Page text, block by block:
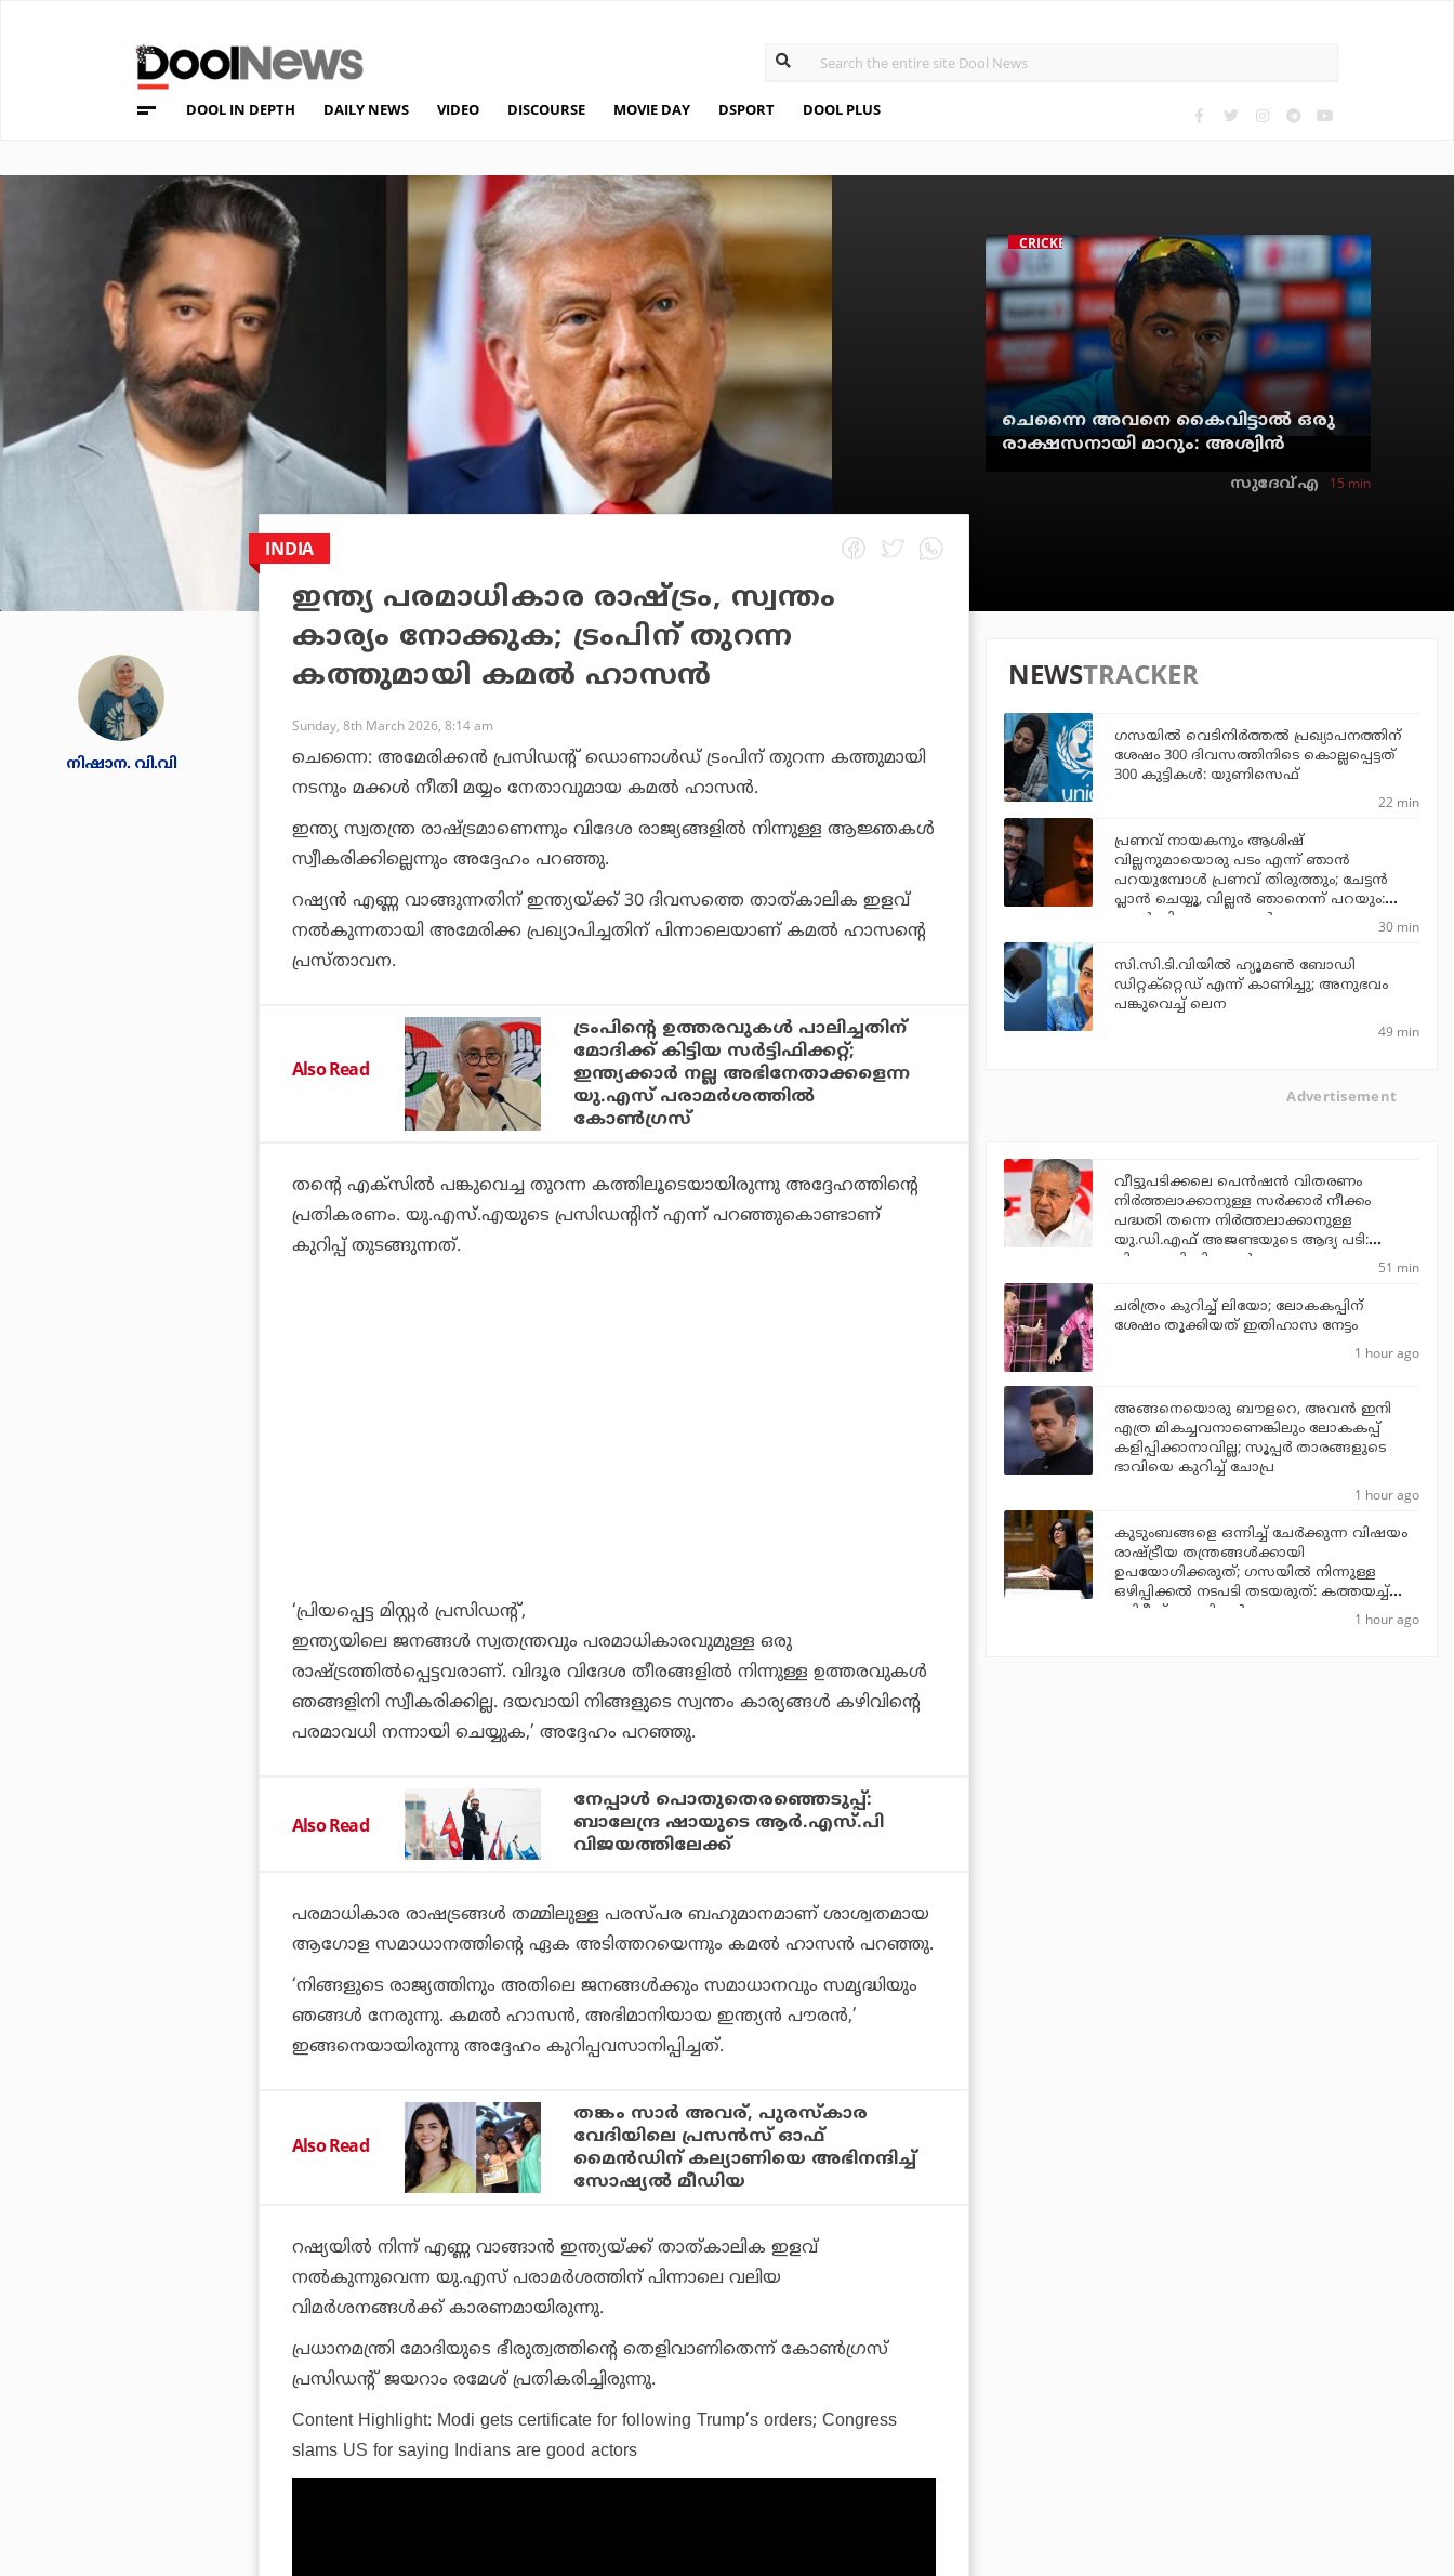
DOOL IN DEPTH DAILY NEWS VIDEO DISCOURSE MOVIE DAY DSPORT DOOL PLUS
CRICKET
ചെന്നൈ അവനെ കൈവിട്ടാല്‍ ഒരു
രാക്ഷസനായി മാറും: അശ്വിന്‍
സുദേവ് എ 15 min
നിഷാന. വി.വി
INDIA
ഇന്ത്യ പരമാധികാര രാഷ്ട്രം, സ്വന്തം
കാര്യം നോക്കുക; ട്രംപിന് തുറന്ന
കത്തുമായി കമല്‍ ഹാസന്‍
Sunday, 8th March 2026, 8:14 am
ചെന്നൈ: അമേരിക്കന്‍ പ്രസിഡന്റ് ഡൊണാള്‍ഡ് ട്രംപിന് തുറന്ന കത്തുമായി
നടനും മക്കള്‍ നീതി മയ്യം നേതാവുമായ കമല്‍ ഹാസന്‍.
ഇന്ത്യ സ്വതന്ത്ര രാഷ്ട്രമാണെന്നും വിദേശ രാജ്യങ്ങളില്‍ നിന്നുള്ള ആജ്ഞകള്‍
സ്വീകരിക്കില്ലെന്നും അദ്ദേഹം പറഞ്ഞു.
റഷ്യന്‍ എണ്ണ വാങ്ങുന്നതിന് ഇന്ത്യയ്ക്ക് 30 ദിവസത്തെ താത്കാലിക ഇളവ്
നല്‍കുന്നതായി അമേരിക്ക പ്രഖ്യാപിച്ചതിന് പിന്നാലെയാണ് കമല്‍ ഹാസന്റെ
പ്രസ്താവന.
Also Read
ട്രംപിന്റെ ഉത്തരവുകള്‍ പാലിച്ചതിന്
മോദിക്ക് കിട്ടിയ സര്‍ട്ടിഫിക്കറ്റ്;
ഇന്ത്യക്കാര്‍ നല്ല അഭിനേതാക്കളെന്ന
യു.എസ് പരാമര്‍ശത്തില്‍
കോണ്‍ഗ്രസ്
തന്റെ എക്‌സില്‍ പങ്കുവെച്ച തുറന്ന കത്തിലൂടെയായിരുന്നു അദ്ദേഹത്തിന്റെ
പ്രതികരണം. യു.എസ്.എയുടെ പ്രസിഡന്റിന് എന്ന് പറഞ്ഞുകൊണ്ടാണ്
കുറിപ്പ് തുടങ്ങുന്നത്.
‘പ്രിയപ്പെട്ട മിസ്റ്റര്‍ പ്രസിഡന്റ്,
ഇന്ത്യയിലെ ജനങ്ങള്‍ സ്വതന്ത്രവും പരമാധികാരവുമുള്ള ഒരു
രാഷ്ട്രത്തില്‍പ്പെട്ടവരാണ്. വിദൂര വിദേശ തീരങ്ങളില്‍ നിന്നുള്ള ഉത്തരവുകള്‍
ഞങ്ങളിനി സ്വീകരിക്കില്ല. ദയവായി നിങ്ങളുടെ സ്വന്തം കാര്യങ്ങള്‍ കഴിവിന്റെ
പരമാവധി നന്നായി ചെയ്യുക,’ അദ്ദേഹം പറഞ്ഞു.
Also Read
നേപ്പാള്‍ പൊതുതെരഞ്ഞെടുപ്പ്:
ബാലേന്ദ്ര ഷായുടെ ആര്‍.എസ്.പി
വിജയത്തിലേക്ക്
പരമാധികാര രാഷട്രങ്ങള്‍ തമ്മിലുള്ള പരസ്പര ബഹുമാനമാണ് ശാശ്വതമായ
ആഗോള സമാധാനത്തിന്റെ ഏക അടിത്തറയെന്നും കമല്‍ ഹാസന്‍ പറഞ്ഞു.
‘നിങ്ങളുടെ രാജ്യത്തിനും അതിലെ ജനങ്ങള്‍ക്കും സമാധാനവും സമൃദ്ധിയും
ഞങ്ങള്‍ നേരുന്നു. കമല്‍ ഹാസന്‍, അഭിമാനിയായ ഇന്ത്യന്‍ പൗരന്‍,’
ഇങ്ങനെയായിരുന്നു അദ്ദേഹം കുറിപ്പവസാനിപ്പിച്ചത്.
Also Read
തങ്കം സാര്‍ അവര്, പുരസ്‌കാര
വേദിയിലെ പ്രസന്‍സ് ഓഫ്
മൈന്‍ഡിന് കല്യാണിയെ അഭിനന്ദിച്ച്
സോഷ്യല്‍ മീഡിയ
റഷ്യയില്‍ നിന്ന് എണ്ണ വാങ്ങാന്‍ ഇന്ത്യയ്ക്ക് താത്കാലിക ഇളവ്
നല്‍കുന്നുവെന്ന യു.എസ് പരാമര്‍ശത്തിന് പിന്നാലെ വലിയ
വിമര്‍ശനങ്ങള്‍ക്ക് കാരണമായിരുന്നു.
പ്രധാനമന്ത്രി മോദിയുടെ ഭീരുത്വത്തിന്റെ തെളിവാണിതെന്ന് കോണ്‍ഗ്രസ്
പ്രസിഡന്റ് ജയറാം രമേശ് പ്രതികരിച്ചിരുന്നു.
Content Highlight: Modi gets certificate for following Trump’s orders; Congress
slams US for saying Indians are good actors
NEWSTRACKER
ഗസയില്‍ വെടിനിര്‍ത്തല്‍ പ്രഖ്യാപനത്തിന്
ശേഷം 300 ദിവസത്തിനിടെ കൊല്ലപ്പെട്ടത്
300 കുട്ടികള്‍: യുണിസെഫ്
22 min
പ്രണവ് നായകനും ആശിഷ്
വില്ലനുമായൊരു പടം എന്ന് ഞാന്‍
പറയുമ്പോള്‍ പ്രണവ് തിരുത്തും; ചേട്ടന്‍
പ്ലാന്‍ ചെയ്യൂ, വില്ലന്‍ ഞാനെന്ന് പറയും:
ആന്റണി പെരുമ്പാവൂര്‍
30 min
സി.സി.ടി.വിയില്‍ ഹ്യൂമണ്‍ ബോഡി
ഡിറ്റക്‌റ്റെഡ് എന്ന് കാണിച്ചു; അനുഭവം
പങ്കുവെച്ച് ലെന
49 min
Advertisement
വീട്ടുപടിക്കലെ പെന്‍ഷന്‍ വിതരണം
നിര്‍ത്തലാക്കാനുള്ള സര്‍ക്കാര്‍ നീക്കം
പദ്ധതി തന്നെ നിര്‍ത്തലാക്കാനുള്ള
യു.ഡി.എഫ് അജണ്ടയുടെ ആദ്യ പടി:
പിണറായി വിജയന്‍
51 min
ചരിത്രം കുറിച്ച് ലിയോ; ലോകകപ്പിന്
ശേഷം തൂക്കിയത് ഇതിഹാസ നേട്ടം
1 hour ago
അങ്ങനെയൊരു ബൗളറെ, അവന്‍ ഇനി
എത്ര മികച്ചവനാണെങ്കിലും ലോകകപ്പ്
കളിപ്പിക്കാനാവില്ല; സൂപ്പര്‍ താരങ്ങളുടെ
ഭാവിയെ കുറിച്ച് ചോപ്ര
1 hour ago
കുടുംബങ്ങളെ ഒന്നിച്ച് ചേര്‍ക്കുന്ന വിഷയം
രാഷ്ട്രീയ തന്ത്രങ്ങള്‍ക്കായി
ഉപയോഗിക്കരുത്; ഗസയില്‍ നിന്നുള്ള
ഒഴിപ്പിക്കല്‍ നടപടി തടയരുത്: കത്തയച്ച്
ബ്രിട്ടീഷ് എം.പിമാര്‍
1 hour ago